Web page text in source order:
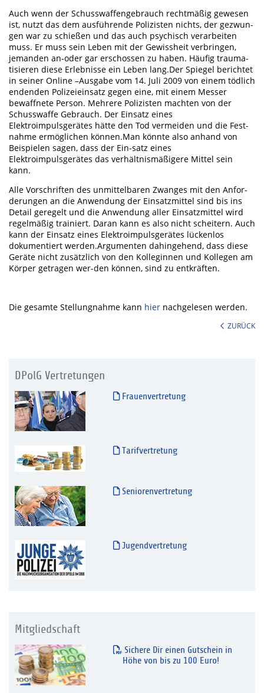
Auch wenn der Schusswaffengebrauch rechtmäßig gewesen
ist, nutzt das dem ausführende Polizisten nichts, der gezwun-
gen war zu schießen und das auch psychisch verarbeiten
muss. Er muss sein Leben mit der Gewissheit verbringen,
jemanden an-oder gar erschossen zu haben. Häufig trauma-
tisieren diese Erlebnisse ein Leben lang.Der Spiegel berichtet
in seiner Online –Ausgabe vom 14. Juli 2009 von einem tödlich
endenden Polizeieinsatz gegen eine, mit einem Messer
bewaffnete Person. Mehrere Polizisten machten von der
Schusswaffe Gebrauch. Der Einsatz eines
Elektroimpulsgerätes hätte den Tod vermeiden und die Fest-
nahme ermöglichen können.Man könnte also anhand von
Beispielen sagen, dass der Ein-satz eines
Elektroimpulsgerätes das verhältnismäßigere Mittel sein
kann.
Alle Vorschriften des unmittelbaren Zwanges mit den Anfor-
derungen an die Anwendung der Einsatzmittel sind bis ins
Detail geregelt und die Anwendung aller Einsatzmittel wird
regelmäßig trainiert. Daran kann es also nicht scheitern. Auch
kann der Einsatz eines Elektroimpulsgerätes lückenlos
dokumentiert werden.Argumenten dahingehend, dass diese
Geräte nicht zusätzlich von den Kolleginnen und Kollegen am
Körper getragen wer-den können, sind zu entkräften.
Die gesamte Stellungnahme kann hier nachgelesen werden.
ZURÜCK
DPolG Vertretungen
Frauenvertretung
Tarifvertretung
Seniorenvertretung
Jugendvertretung
Mitgliedschaft
Sichere Dir einen Gutschein in
Höhe von bis zu 100 Euro!